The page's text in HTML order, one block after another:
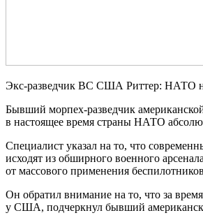
Экс-разведчик ВС США Риттер: НАТО
Бывший морпех-разведчик
в настоящее время страны НАТО
Специалист указал на то, что
исходят из обширного военного
от массового применения
Он обратил внимание на то, что за
у США, подчеркнул бывший